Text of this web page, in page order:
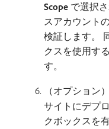
Scope で選択
スアカウント
検証します。
クスを使用す
す。
（オプション
サイトにデプ
クボックスを